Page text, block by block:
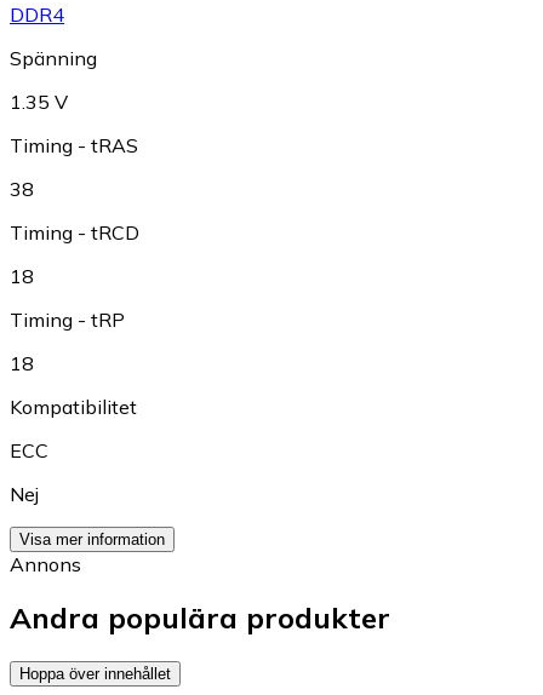
DDR4
Spänning
1.35 V
Timing - tRAS
38
Timing - tRCD
18
Timing - tRP
18
Kompatibilitet
ECC
Nej
Visa mer information
Annons
Andra populära produkter
Hoppa över innehållet